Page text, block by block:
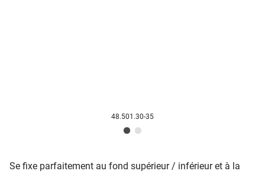
48.501.30-35
Se fixe parfaitement au fond supérieur / inférieur et à la